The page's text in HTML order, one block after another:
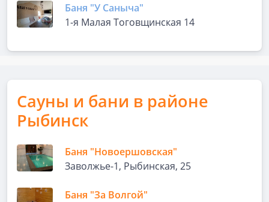
Баня "У Саныча"
1-я Малая Тоговщинская 14
Сауны и бани в районе
Рыбинск
Баня "Новоершовская"
Заволжье-1, Рыбинская, 25
Баня "За Волгой"